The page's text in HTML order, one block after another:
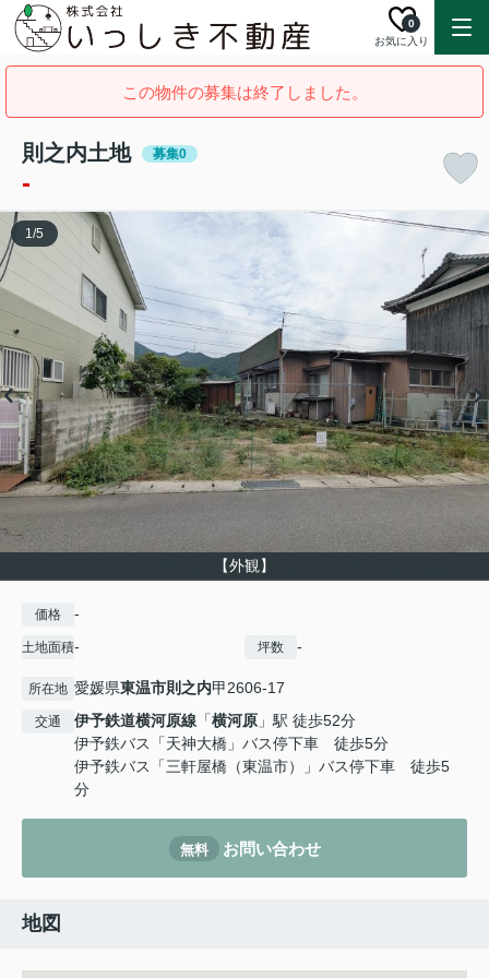
お気に入り
0
この物件の募集は終了しました。
則之内土地 募集0
-
【外観】
1/5
価格 -
土地面積- 坪数 -
所在地 愛媛県東温市則之内甲2606-17
交通 伊予鉄道横河原線 「横河原 」駅 徒歩52分
伊予鉄バス「天神大橋」バス停下車 徒歩5分
伊予鉄バス「三軒屋橋（東温市）」バス停下車 徒歩5
分
無料 お問い合わせ
地図